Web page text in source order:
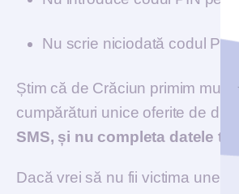
Nu scrie niciodată codul PIN
Știm că de Crăciun primim
cumpărături unice oferite de
SMS, și nu completa datele
Dacă vrei să nu fii victima unei